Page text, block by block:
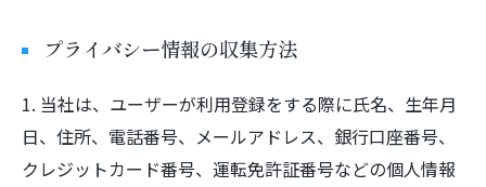
プライバシー情報の収集方法
1. 当社は、ユーザーが利用登録をする際に氏名、生年月
日、住所、電話番号、メールアドレス、銀行口座番号、
クレジットカード番号、運転免許証番号などの個人情報